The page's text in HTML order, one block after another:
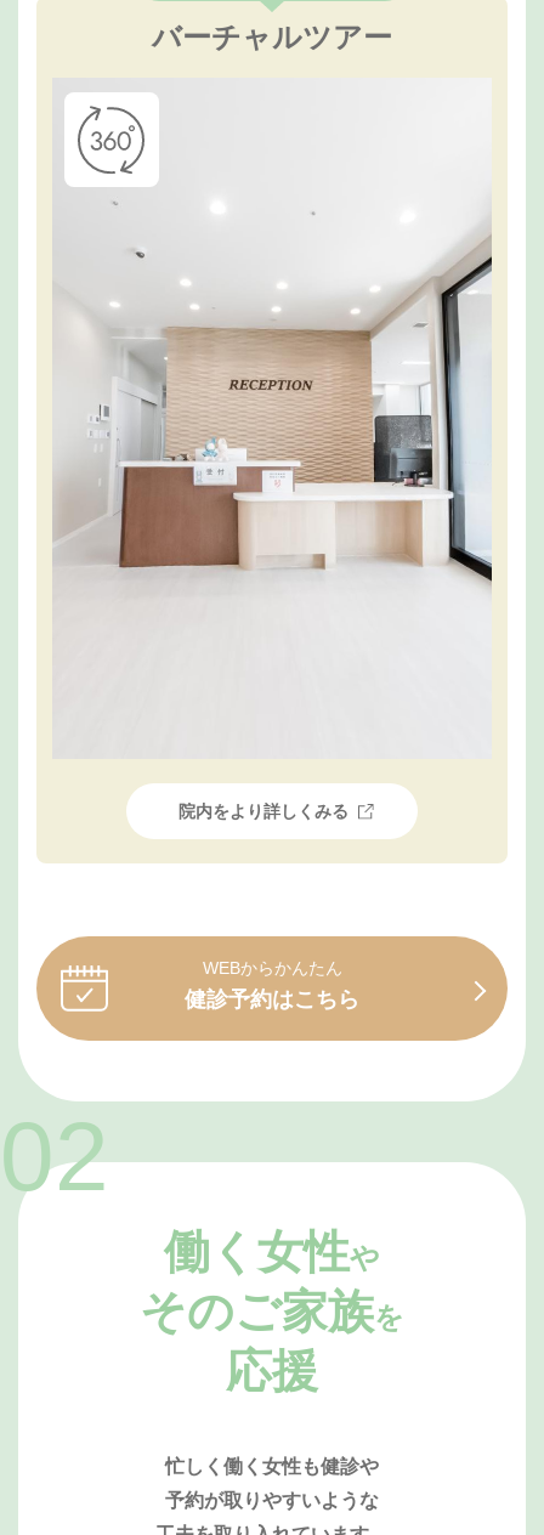
バーチャルツアー
院内をより詳しくみる
WEBからかんたん
健診予約はこちら
働く女性や
そのご家族を
応援
忙しく働く女性も健診や
予約が取りやすいような